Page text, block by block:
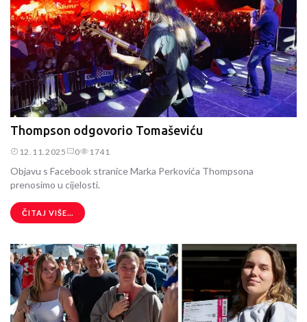
Thompson odgovorio Tomaševiću
12.11.2025 0 1741
Objavu s Facebook stranice Marka Perkovića Thompsona
prenosimo u cijelosti.
ČITAJ VIŠE...